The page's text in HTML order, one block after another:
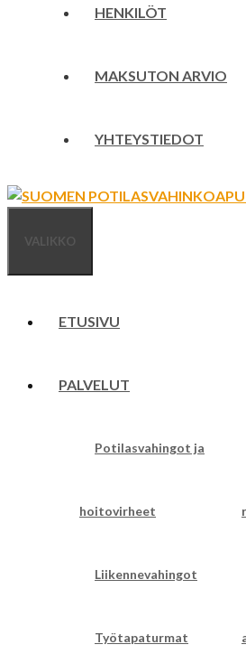
HENKILÖT
MAKSUTON ARVIO
YHTEYSTIEDOT
VALIKKO
ETUSIVU
PALVELUT
Potilasvahingot ja
hoitovirheet
Liikennevahingot
Työtapaturmat